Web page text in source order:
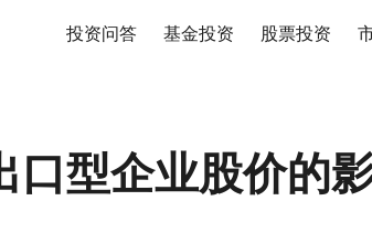
投资问答 基金投资 股票投资
口型企业股价的